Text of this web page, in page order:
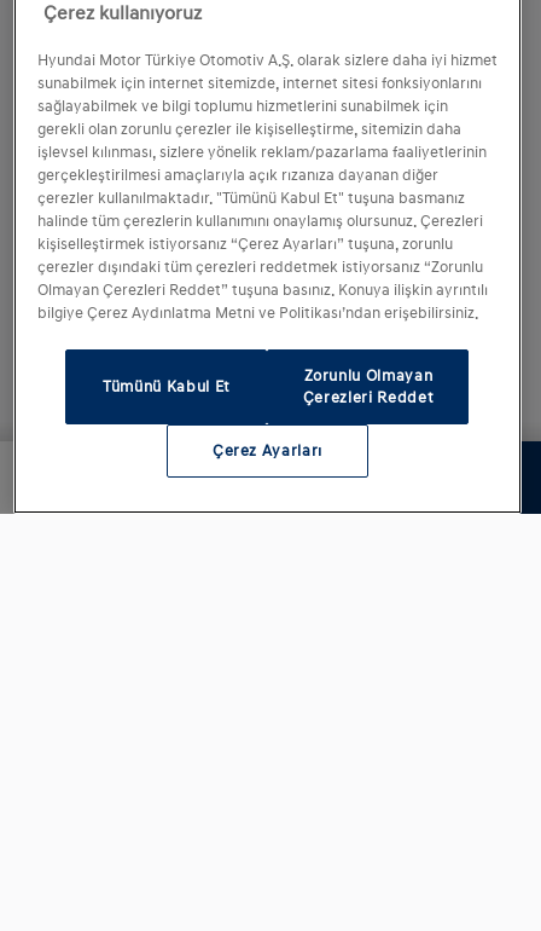
donanıma göre değişiklik gösterebilir. Lütfen
bulunurluk ve tüm detaylarla ilgili olarak en
yakınınızdaki yetkili Hyundai satış noktası ile iletişime
geçiniz. Daha fazla bilgi için websitemizi ziyaret
edebilirsiniz.
Çerez kullanıyoruz
Hyundai Motor Türkiye Otomotiv A.Ş. olarak sizlere daha iyi hizmet
sunabilmek için internet sitemizde, internet sitesi fonksiyonlarını
sağlayabilmek ve bilgi toplumu hizmetlerini sunabilmek için
gerekli olan zorunlu çerezler ile kişiselleştirme, sitemizin daha
işlevsel kılınması, sizlere yönelik reklam/pazarlama faaliyetlerinin
gerçekleştirilmesi amaçlarıyla açık rızanıza dayanan diğer
çerezler kullanılmaktadır. "Tümünü Kabul Et" tuşuna basmanız
halinde tüm çerezlerin kullanımını onaylamış olursunuz. Çerezleri
kişiselleştirmek istiyorsanız “Çerez Ayarları” tuşuna, zorunlu
çerezler dışındaki tüm çerezleri reddetmek istiyorsanız “Zorunlu
Olmayan Çerezleri Reddet” tuşuna basınız. Konuya ilişkin ayrıntılı
bilgiye Çerez Aydınlatma Metni ve Politikası’ndan erişebilirsiniz.
Tümünü Kabul Et
Zorunlu Olmayan
Çerezleri Reddet
Çerez Ayarları